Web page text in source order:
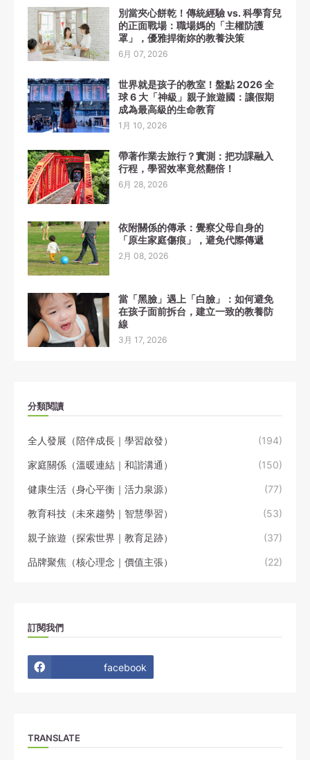
別當夾心餅乾！傳統經驗 vs. 科學育兒
的正面戰場：職場媽的「主權防護
罩」，優雅捍衛妳的教養決策
6月 07, 2026
世界就是孩子的教室！盤點 2026 全
球 6 大「神級」親子旅遊國：讓假期
成為最高級的生命教育
1月 10, 2026
帶著作業去旅行？實測：把功課融入
行程，學習效率竟然翻倍！
6月 28, 2026
依附關係的傳承：覺察父母自身的
「原生家庭傷痕」，避免代際傳遞
2月 08, 2026
當「黑臉」遇上「白臉」：如何避免
在孩子面前拆台，建立一致的教養防
線
3月 17, 2026
分類閱讀
全人發展（陪伴成長｜學習啟發） (194)
家庭關係（溫暖連結｜和諧溝通） (150)
健康生活（身心平衡｜活力泉源） (77)
教育科技（未來趨勢｜智慧學習） (53)
親子旅遊（探索世界｜教育足跡） (37)
品牌聚焦（核心理念｜價值主張） (22)
訂閱我們
facebook
TRANSLATE